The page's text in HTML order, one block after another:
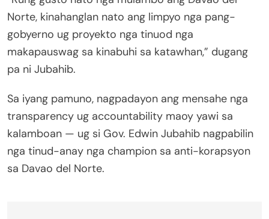
Norte, kinahanglan nato ang limpyo nga pang-
gobyerno ug proyekto nga tinuod nga
makapauswag sa kinabuhi sa katawhan,” dugang
pa ni Jubahib.
Sa iyang pamuno, nagpadayon ang mensahe nga
transparency ug accountability maoy yawi sa
kalamboan — ug si Gov. Edwin Jubahib nagpabilin
nga tinud-anay nga champion sa anti-korapsyon
sa Davao del Norte.